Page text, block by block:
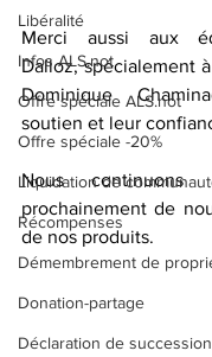
Libéralité
Infos ALS.not
Offre spéciale ALS.not
Offre spéciale -20%
Liquidation de
Récompenses
Démembrement de
Donation-partage
Déclaration de succession
Merci aussi aux
Dalloz, spécialement
Dominique
soutien et leur
Nous continuons
prochainement de
de nos produits.